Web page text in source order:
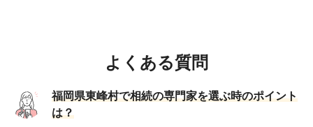
よくある質問
福岡県東峰村で相続の専門家を選ぶ時のポイント
は？